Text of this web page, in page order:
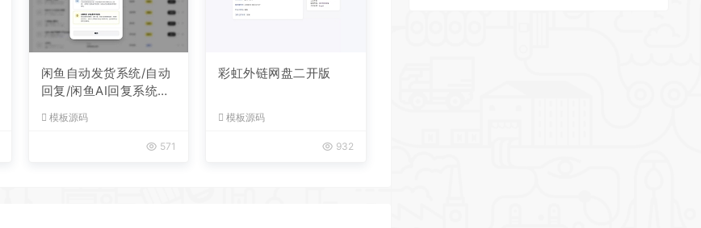
闲鱼自动发货系统/自动
回复/闲鱼AI回复系统源
模板源码
571
彩虹外链网盘二开版
模板源码
932